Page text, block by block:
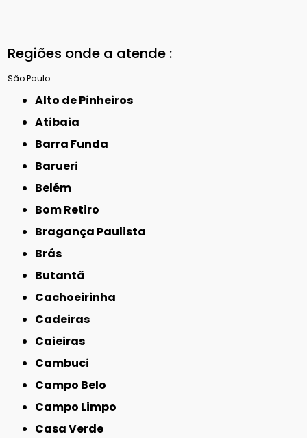
Regiões onde a atende :
São Paulo
Alto de Pinheiros
Atibaia
Barra Funda
Barueri
Belém
Bom Retiro
Bragança Paulista
Brás
Butantã
Cachoeirinha
Cadeiras
Caieiras
Cambuci
Campo Belo
Campo Limpo
Casa Verde